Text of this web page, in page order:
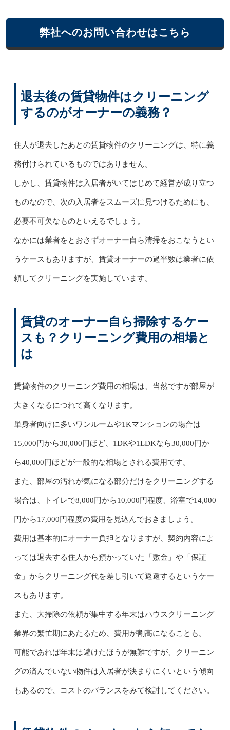
弊社へのお問い合わせはこちら
退去後の賃貸物件はクリーニング
するのがオーナーの義務？
住人が退去したあとの賃貸物件のクリーニングは、特に義
務付けられているものではありません。
しかし、賃貸物件は入居者がいてはじめて経営が成り立つ
ものなので、次の入居者をスムーズに見つけるためにも、
必要不可欠なものといえるでしょう。
なかには業者をとおさずオーナー自ら清掃をおこなうとい
うケースもありますが、賃貸オーナーの過半数は業者に依
頼してクリーニングを実施しています。
賃貸のオーナー自ら掃除するケー
スも？クリーニング費用の相場と
は
賃貸物件のクリーニング費用の相場は、当然ですが部屋が
大きくなるにつれて高くなります。
単身者向けに多いワンルームや1Kマンションの場合は
15,000円から30,000円ほど、1DKや1LDKなら30,000円か
ら40,000円ほどが一般的な相場とされる費用です。
また、部屋の汚れが気になる部分だけをクリーニングする
場合は、トイレで8,000円から10,000円程度、浴室で14,000
円から17,000円程度の費用を見込んでおきましょう。
費用は基本的にオーナー負担となりますが、契約内容によ
っては退去する住人から預かっていた「敷金」や「保証
金」からクリーニング代を差し引いて返還するというケー
スもあります。
また、大掃除の依頼が集中する年末はハウスクリーニング
業界の繁忙期にあたるため、費用が割高になることも。
可能であれば年末は避けたほうが無難ですが、クリーニン
グの済んでいない物件は入居者が決まりにくいという傾向
もあるので、コストのバランスをみて検討してください。